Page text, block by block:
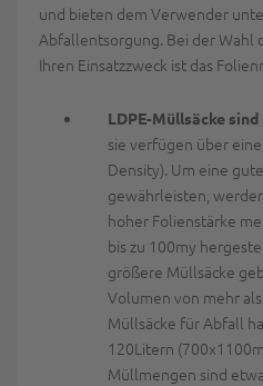
und bieten dem Verwender
Abfallentsorgung. Bei der Wahl
Ihren Einsatzzweck ist das
LDPE-Müllsäcke sind
sie verfügen über
Density). Um eine
gewährleisten,
hoher Folienstärke
bis zu 100my
größere Müllsäcke
Volumen von mehr
Müllsäcke für Abfall
120Litern
Müllmengen sind